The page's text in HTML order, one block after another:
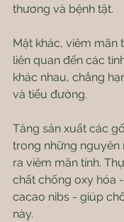
thương và bệnh tật.
Mặt khác, viêm mãn
liên quan đến các
khác nhau, chẳng
và tiểu đường.
Tăng sản xuất các
trong những nguyên
ra viêm mãn tính.
chất chống oxy hóa
cacao nibs - giúp
này.